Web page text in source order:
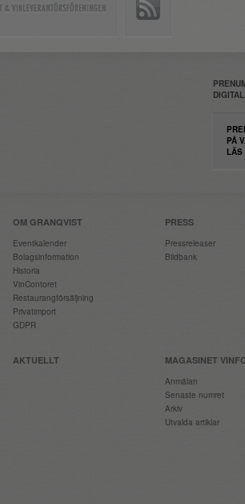
PÅ
LÄS
OM GRANQVIST
Eventkalender
Bolagsinformation
Historia
VinContoret
Restaurangförsäljning
Privatimport
GDPR
PRESS
Pressreleaser
Bildbank
AKTUELLT MAGASINET
Anmälan
Senaste numret
Arkiv
Utvalda artiklar